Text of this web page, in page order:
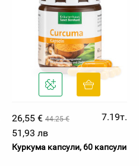
26,55 € 44.25 €
7.19т.
51,93 лв
Куркума капсули, 60 капсули